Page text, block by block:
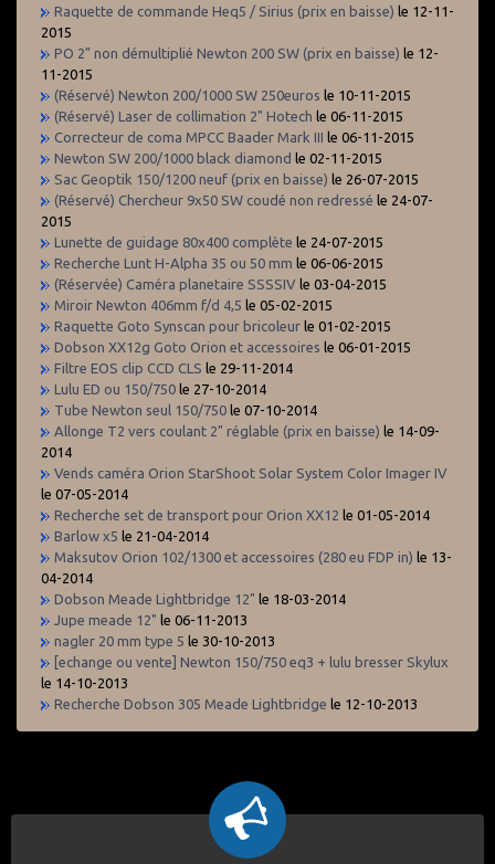
Raquette de commande Heq5 / Sirius (prix en baisse) le 12-11-
2015
PO 2" non démultiplié Newton 200 SW (prix en baisse) le 12-
11-2015
(Réservé) Newton 200/1000 SW 250euros le 10-11-2015
(Réservé) Laser de collimation 2" Hotech le 06-11-2015
Correcteur de coma MPCC Baader Mark III le 06-11-2015
Newton SW 200/1000 black diamond le 02-11-2015
Sac Geoptik 150/1200 neuf (prix en baisse) le 26-07-2015
(Réservé) Chercheur 9x50 SW coudé non redressé le 24-07-
2015
Lunette de guidage 80x400 complète le 24-07-2015
Recherche Lunt H-Alpha 35 ou 50 mm le 06-06-2015
(Réservée) Caméra planetaire SSSSIV le 03-04-2015
Miroir Newton 406mm f/d 4,5 le 05-02-2015
Raquette Goto Synscan pour bricoleur le 01-02-2015
Dobson XX12g Goto Orion et accessoires le 06-01-2015
Filtre EOS clip CCD CLS le 29-11-2014
Lulu ED ou 150/750 le 27-10-2014
Tube Newton seul 150/750 le 07-10-2014
Allonge T2 vers coulant 2" réglable (prix en baisse) le 14-09-
2014
Vends caméra Orion StarShoot Solar System Color Imager IV
le 07-05-2014
Recherche set de transport pour Orion XX12 le 01-05-2014
Barlow x5 le 21-04-2014
Maksutov Orion 102/1300 et accessoires (280 eu FDP in) le 13-
04-2014
Dobson Meade Lightbridge 12" le 18-03-2014
Jupe meade 12" le 06-11-2013
nagler 20 mm type 5 le 30-10-2013
[echange ou vente] Newton 150/750 eq3 + lulu bresser Skylux
le 14-10-2013
Recherche Dobson 305 Meade Lightbridge le 12-10-2013